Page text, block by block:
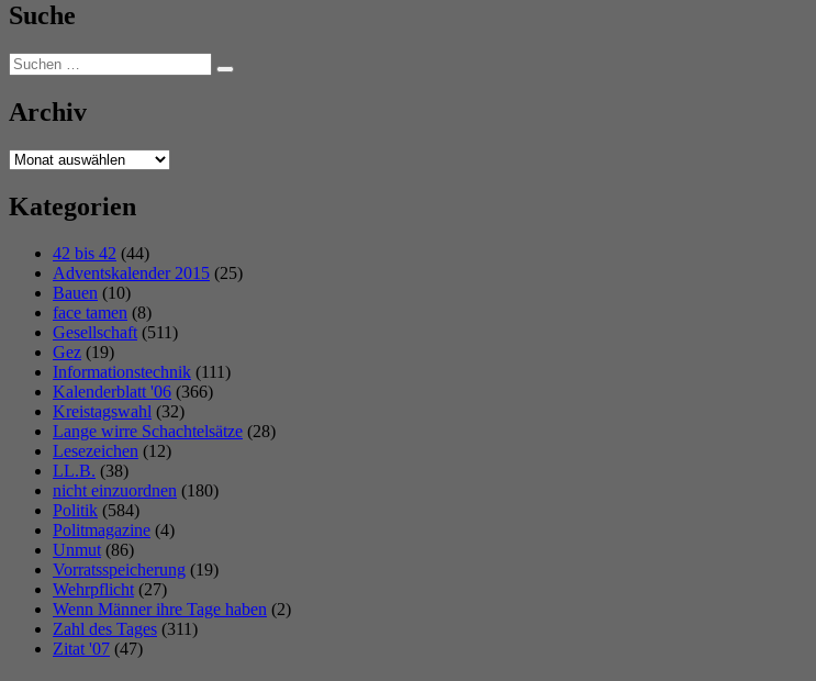
Suche
Suchen
nach:
Suchen
Archiv
Archiv
Kategorien
42 bis 42 (44)
Adventskalender 2015 (25)
Bauen (10)
face tamen (8)
Gesellschaft (511)
Gez (19)
Informationstechnik (111)
Kalenderblatt '06 (366)
Kreistagswahl (32)
Lange wirre Schachtelsätze (28)
Lesezeichen (12)
LL.B. (38)
nicht einzuordnen (180)
Politik (584)
Politmagazine (4)
Unmut (86)
Vorratsspeicherung (19)
Wehrpflicht (27)
Wenn Männer ihre Tage haben (2)
Zahl des Tages (311)
Zitat '07 (47)